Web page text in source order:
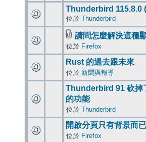
Thunderbird 115.8.0
位於 Thunderbird
請問怎麼解決這種
位於 Firefox
Rust 的過去跟未來
位於 新聞與報導
Thunderbird 91 砍掉
的功能
位於 Thunderbird
開啟分頁只有背景而已
位於 Firefox